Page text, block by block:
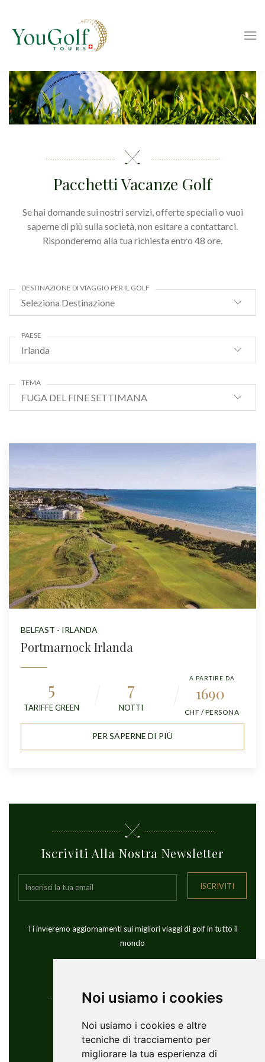
Noi usiamo i cookies
Noi usiamo i cookies e altre
tecniche di tracciamento per
migliorare la tua esperienza di
Pacchetti Vacanze Golf
Se hai domande sui nostri servizi, offerte speciali o vuoi
saperne di più sulla società, non esitare a contattarci.
Risponderemo alla tua richiesta entro 48 ore.
Seleziona Destinazione
DESTINAZIONE DI VIAGGIO PER IL GOLF
Irlanda
PAESE
FUGA DEL FINE SETTIMANA
TEMA
BELFAST - IRLANDA
Portmarnock Irlanda
5
TARIFFE GREEN
7
NOTTI
A PARTIRE DA
1690
CHF / PERSONA
PER SAPERNE DI PIÙ
Iscriviti Alla Nostra Newsletter
ISCRIVITI
Ti invieremo aggiornamenti sui migliori viaggi di golf in tutto il
mondo
Informazioni Di Contatto
YouGolfTours Sàrl
+41 77 956 18 34